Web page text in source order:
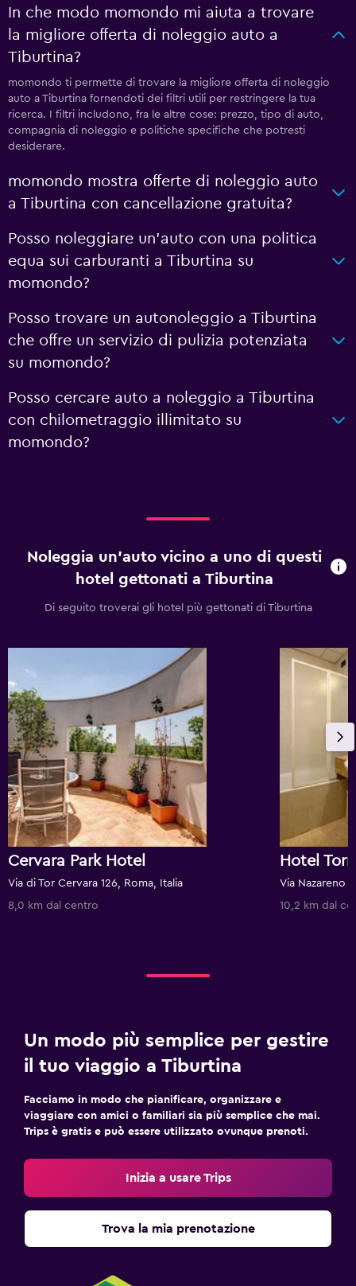
In che modo momondo mi aiuta a trovare
la migliore offerta di noleggio auto a
Tiburtina?
momondo ti permette di trovare la migliore offerta di noleggio
auto a Tiburtina fornendoti dei filtri utili per restringere la tua
ricerca. I filtri includono, fra le altre cose: prezzo, tipo di auto,
compagnia di noleggio e politiche specifiche che potresti
desiderare.
momondo mostra offerte di noleggio auto
a Tiburtina con cancellazione gratuita?
Posso noleggiare un'auto con una politica
equa sui carburanti a Tiburtina su
momondo?
Posso trovare un autonoleggio a Tiburtina
che offre un servizio di pulizia potenziata
su momondo?
Posso cercare auto a noleggio a Tiburtina
con chilometraggio illimitato su
momondo?
Noleggia un'auto vicino a uno di questi
hotel gettonati a Tiburtina
Di seguito troverai gli hotel più gettonati di Tiburtina
Cervara Park Hotel
Via di Tor Cervara 126, Roma, Italia
8,0 km dal centro
Hotel
Via Nazareno
10,2 km dal
Un modo più semplice per gestire
il tuo viaggio a Tiburtina
Facciamo in modo che pianificare, organizzare e
viaggiare con amici o familiari sia più semplice che mai.
Trips è gratis e può essere utilizzato ovunque prenoti.
Inizia a usare Trips
Trova la mia prenotazione